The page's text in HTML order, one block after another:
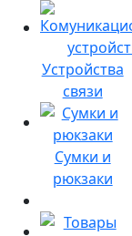
Устройства
связи
Сумки и
рюкзаки